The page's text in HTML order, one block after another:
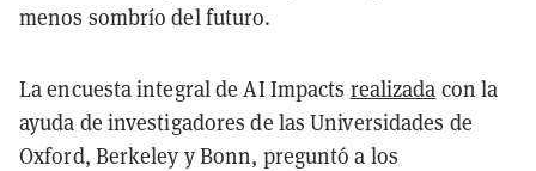
menos sombrío del futuro.
La encuesta integral de AI Impacts realizada con la
ayuda de investigadores de las Universidades de
Oxford, Berkeley y Bonn, preguntó a los